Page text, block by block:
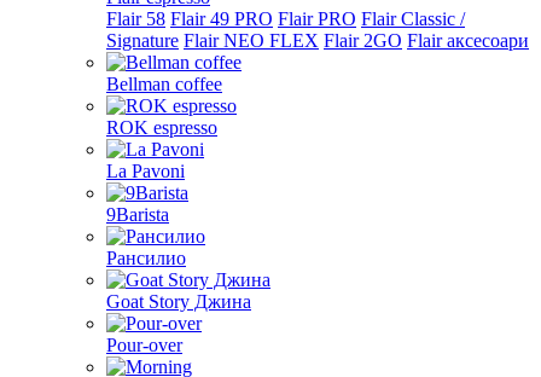
Flair 58 Flair 49 PRO Flair PRO Flair Classic /
Signature Flair NEO FLEX Flair 2GO Flair аксесоари
Bellman coffee
ROK espresso
La Pavoni
9Barista
Рансилио
Goat Story Джина
Pour-over